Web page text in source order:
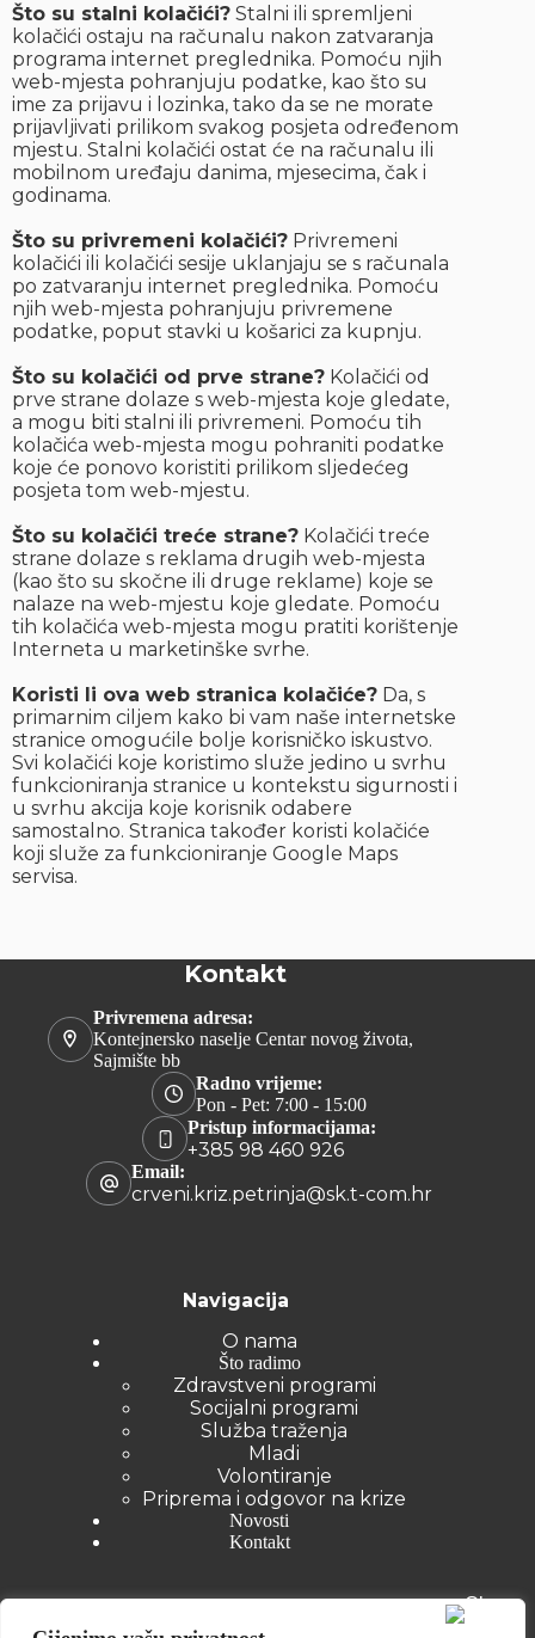
Što su stalni kolačići? Stalni ili spremljeni
kolačići ostaju na računalu nakon zatvaranja
programa internet preglednika. Pomoću njih
web-mjesta pohranjuju podatke, kao što su
ime za prijavu i lozinka, tako da se ne morate
prijavljivati prilikom svakog posjeta određenom
mjestu. Stalni kolačići ostat će na računalu ili
mobilnom uređaju danima, mjesecima, čak i
godinama.
Što su privremeni kolačići? Privremeni
kolačići ili kolačići sesije uklanjaju se s računala
po zatvaranju internet preglednika. Pomoću
njih web-mjesta pohranjuju privremene
podatke, poput stavki u košarici za kupnju.
Što su kolačići od prve strane? Kolačići od
prve strane dolaze s web-mjesta koje gledate,
a mogu biti stalni ili privremeni. Pomoću tih
kolačića web-mjesta mogu pohraniti podatke
koje će ponovo koristiti prilikom sljedećeg
posjeta tom web-mjestu.
Što su kolačići treće strane? Kolačići treće
strane dolaze s reklama drugih web-mjesta
(kao što su skočne ili druge reklame) koje se
nalaze na web-mjestu koje gledate. Pomoću
tih kolačića web-mjesta mogu pratiti korištenje
Interneta u marketinške svrhe.
Koristi li ova web stranica kolačiće? Da, s
primarnim ciljem kako bi vam naše internetske
stranice omogućile bolje korisničko iskustvo.
Svi kolačići koje koristimo služe jedino u svrhu
funkcioniranja stranice u kontekstu sigurnosti i
u svrhu akcija koje korisnik odabere
samostalno. Stranica također koristi kolačiće
koji služe za funkcioniranje Google Maps
servisa.
Kontakt
Privremena adresa:
Kontejnersko naselje Centar novog života,
Sajmište bb
Radno vrijeme:
Pon - Pet: 7:00 - 15:00
Pristup informacijama:
+385 98 460 926
Email:
crveni.kriz.petrinja@sk.t-com.hr
Navigacija
O nama
Što radimo
Zdravstveni programi
Socijalni programi
Služba traženja
Mladi
Volontiranje
Priprema i odgovor na krize
Novosti
Kontakt